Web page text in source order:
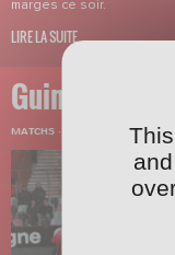
marges ce soir.
LIRE LA SUITE
Guingamp-
MATCHS · 04/10/2025 - 09:00